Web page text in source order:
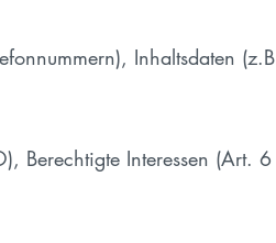
Inhaltsdaten
Berechtigte Interessen (Art.